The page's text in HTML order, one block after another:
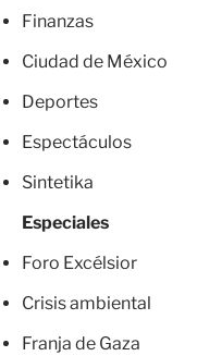
Finanzas
Ciudad de México
Deportes
Espectáculos
Sintetika
Especiales
Foro Excélsior
Crisis ambiental
Franja de Gaza